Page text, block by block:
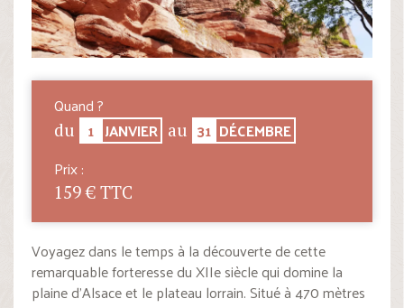
Quand ?
du 1 JANVIER au 31 DÉCEMBRE
Prix :
159 € TTC
Voyagez dans le temps à la découverte de cette
remarquable forteresse du XIIe siècle qui domine la
plaine d’Alsace et le plateau lorrain. Situé à 470 mètres